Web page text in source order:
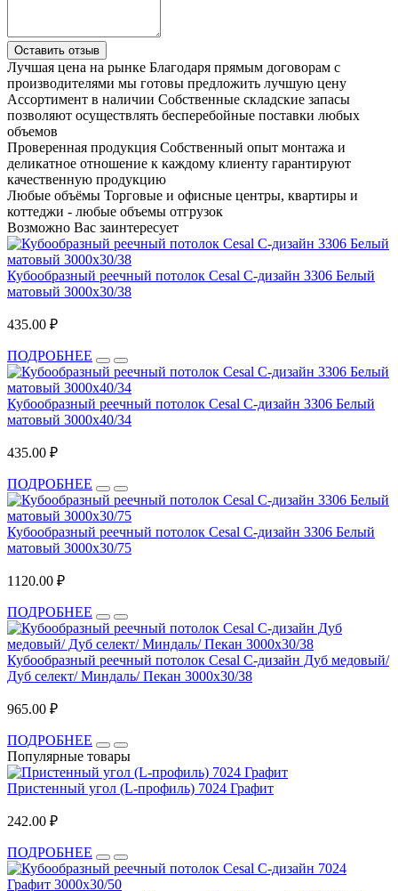
Оставить отзыв
Лучшая цена на рынке Благодаря прямым договорам с
производителями мы готовы предложить лучшую цену
Ассортимент в наличии Собственные складские запасы
позволяют осуществлять бесперебойные поставки любых
объемов
Проверенная продукция Собственный опыт монтажа и
деликатное отношение к каждому клиенту гарантируют
качественную продукцию
Любые объёмы Торговые и офисные центры, квартиры и
коттеджи - любые объемы отгрузок
Возможно Вас заинтересует
Кубообразный реечный потолок Cesal C-дизайн 3306 Белый
матовый 3000х30/38
435.00 ₽
ПОДРОБНЕЕ
Кубообразный реечный потолок Cesal C-дизайн 3306 Белый
матовый 3000х40/34
435.00 ₽
ПОДРОБНЕЕ
Кубообразный реечный потолок Cesal C-дизайн 3306 Белый
матовый 3000х30/75
1120.00 ₽
ПОДРОБНЕЕ
Кубообразный реечный потолок Cesal C-дизайн Дуб медовый/
Дуб селект/ Миндаль/ Пекан 3000х30/38
965.00 ₽
ПОДРОБНЕЕ
Популярные товары
Пристенный угол (L-профиль) 7024 Графит
242.00 ₽
ПОДРОБНЕЕ